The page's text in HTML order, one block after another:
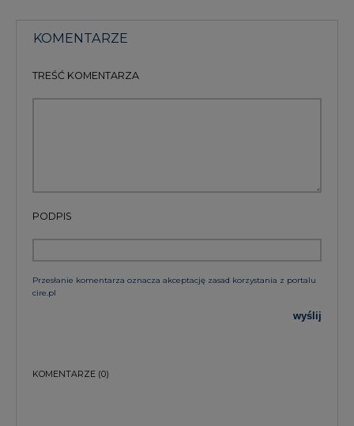
KOMENTARZE
TREŚĆ KOMENTARZA
PODPIS
Przesłanie komentarza oznacza akceptację zasad korzystania z portalu
cire.pl
wyślij
KOMENTARZE (0)